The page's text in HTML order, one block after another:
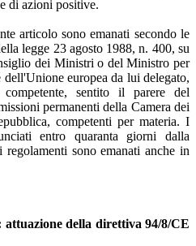
di azioni positive.
articolo sono emanati secondo le
legge 23 agosto 1988, n. 400, su
dei Ministri o del Ministro per
europea da lui delegato,
sentito il parere del
permanenti della Camera dei
competenti per materia. I
entro quaranta giorni dalla
sono emanati anche in
della direttiva 94/8/CE